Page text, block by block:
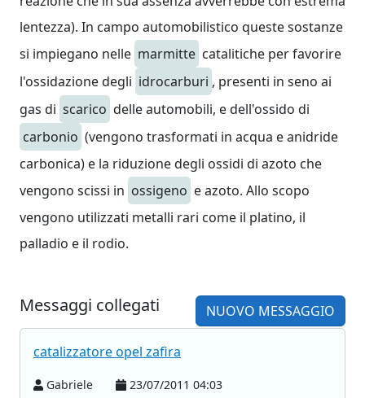
lentezza). In campo automobilistico queste sostanze
si impiegano nelle marmitte catalitiche per favorire
l'ossidazione degli idrocarburi , presenti in seno ai
gas di scarico delle automobili, e dell'ossido di
carbonio (vengono trasformati in acqua e anidride
carbonica) e la riduzione degli ossidi di azoto che
vengono scissi in ossigeno e azoto. Allo scopo
vengono utilizzati metalli rari come il platino, il
palladio e il rodio.
Messaggi collegati NUOVO MESSAGGIO
catalizzatore opel zafira
Gabriele
23/07/2011 04:03